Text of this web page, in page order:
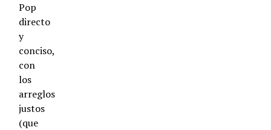
Pop
directo
y
conciso,
con
los
arreglos
justos
(que